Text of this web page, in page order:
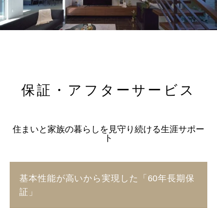
保証・アフターサービス
住まいと家族の暮らしを見守り続ける生涯サポー
ト
基本性能が高いから実現した「60年長期保
証」